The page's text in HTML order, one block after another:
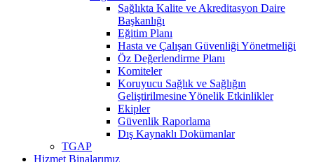
Sağlıkta Kalite ve Akreditasyon Daire
Başkanlığı
Eğitim Planı
Hasta ve Çalışan Güvenliği Yönetmeliği
Öz Değerlendirme Planı
Komiteler
Koruyucu Sağlık ve Sağlığın
Geliştirilmesine Yönelik Etkinlikler
Ekipler
Güvenlik Raporlama
Dış Kaynaklı Dokümanlar
TGAP
Hizmet Binalarımız